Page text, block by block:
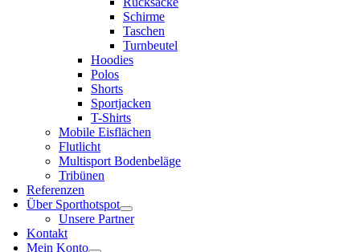
Schirme
Taschen
Turnbeutel
Hoodies
Polos
Shorts
Sportjacken
T-Shirts
Mobile Eisflächen
Flutlicht
Multisport Bodenbeläge
Tribünen
Referenzen
Über Sporthotspot
Unsere Partner
Kontakt
Mein Konto